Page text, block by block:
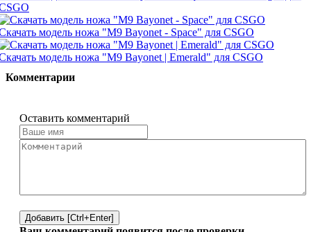
модель ножа "M9 Bayonet - Space" для CSGO
модель ножа "M9 Bayonet | Emerald" для CSGO
Комментарии
Оставить комментарий
Добавить [Ctrl+Enter]